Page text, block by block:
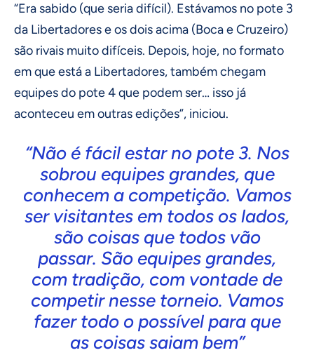
“Era sabido (que seria difícil). Estávamos no pote 3
da Libertadores e os dois acima (Boca e Cruzeiro)
são rivais muito difíceis. Depois, hoje, no formato
em que está a Libertadores, também chegam
equipes do pote 4 que podem ser… isso já
aconteceu em outras edições”, iniciou.
“Não é fácil estar no pote 3. Nos
sobrou equipes grandes, que
conhecem a competição. Vamos
ser visitantes em todos os lados,
são coisas que todos vão
passar. São equipes grandes,
com tradição, com vontade de
competir nesse torneio. Vamos
fazer todo o possível para que
as coisas saiam bem”